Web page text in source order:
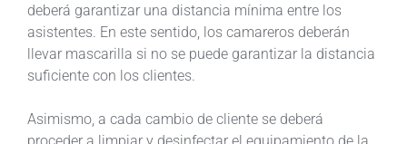
deberá garantizar una distancia mínima entre los
asistentes. En este sentido, los camareros deberán
llevar mascarilla si no se puede garantizar la distancia
suficiente con los clientes.
Asimismo, a cada cambio de cliente se deberá